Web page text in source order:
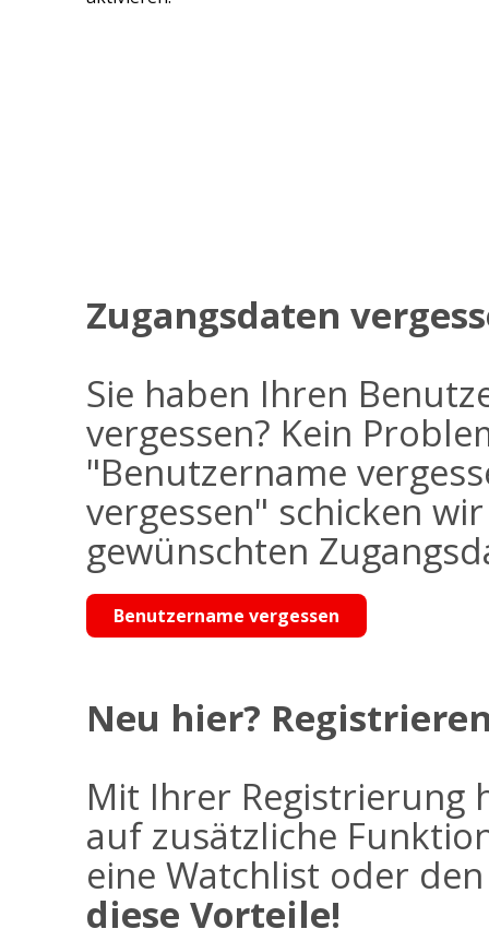
Zugangsdaten
Sie haben Ihren
vergessen? Kein
"Benutzername
vergessen" schicken
gewünschten
Benutzername vergessen
Neu hier?
Mit Ihrer Registrierung
auf zusätzliche
eine Watchlist oder
diese Vorteile!